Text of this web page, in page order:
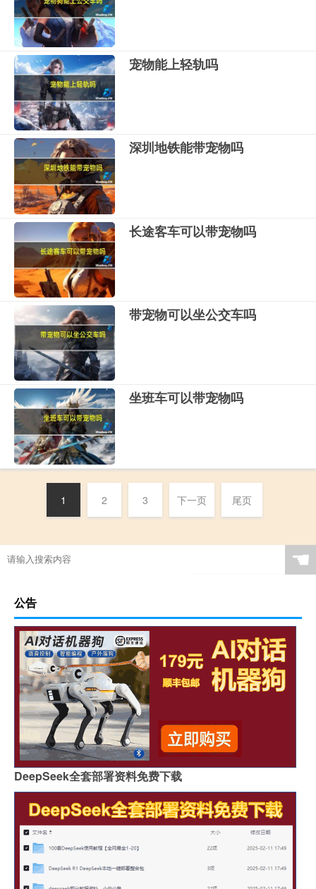
宠物能上轻轨吗
深圳地铁能带宠物吗
长途客车可以带宠物吗
带宠物可以坐公交车吗
坐班车可以带宠物吗
1 2 3 下一页 尾页
☚
公告
DeepSeek全套部署资料免费下载